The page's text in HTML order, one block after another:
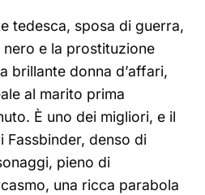
tedesca, sposa di guerra,
e la prostituzione
brillante donna d’affari,
al marito prima
È uno dei migliori, e il
Fassbinder, denso di
pieno di
una ricca parabola